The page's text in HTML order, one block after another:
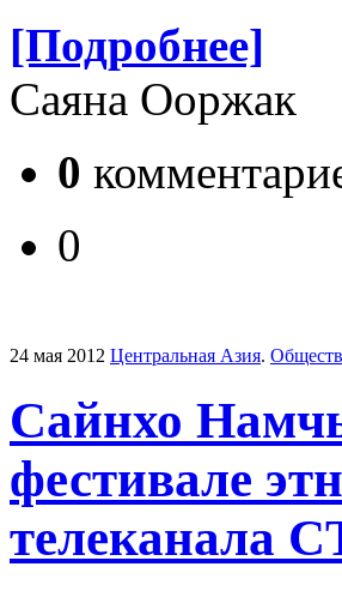
[Подробнее]
Саяна Ооржак
0
0
24 мая 2012 Центральная Азия.
Сайнхо
фестивале
телеканала